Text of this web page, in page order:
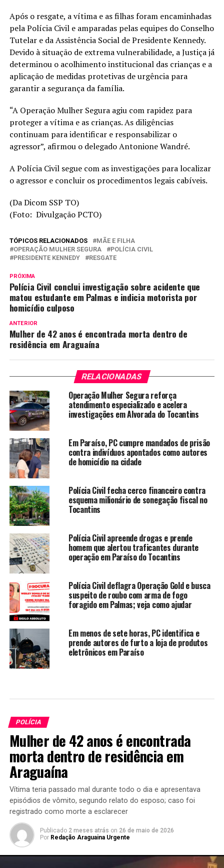
Após o resgate, a vítima e as filhas foram encaminhadas
pela Polícia Civil e amparadas pelas equipes do Conselho
Tutelar e da Assistência Social de Presidente Kennedy.
Devido à situação de extrema vulnerabilidade, a Justiça já
determinou o acolhimento institucional das crianças e a
aplicação de medidas protetivas de urgência para
garantir a segurança da família.
“A Operação Mulher Segura agiu com rapidez para
proteger a vítima e as crianças. As diligências
continuam para identificar e responsabilizar o
agressor”, afirmou o delegado Antonione Wandré.
A Polícia Civil segue com as investigações para localizar
o agressor e concluir os procedimentos legais cabíveis.
(Da Dicom SSP TO)
(Foto: Divulgação PCTO)
TÓPICOS RELACIONADOS
MÃE E FILHA
OPERAÇÃO MULHER SEGURA
POLÍCIA CIVIL
PRESIDENTE KENNEDY
RESGATE
PRÓXIMA
Polícia Civil conclui investigação sobre acidente que
matou estudante em Palmas e indicia motorista por
homicídio culposo
ANTERIOR
Mulher de 42 anos é encontrada morta dentro de
residência em Araguaína
RELACIONADAS
Operação Mulher Segura reforça
atendimento especializado e acelera
investigações em Alvorada do Tocantins
Em Paraíso, PC cumpre mandados de prisão
contra indivíduos apontados como autores
de homicídio na cidade
Polícia Civil fecha cerco financeiro contra
esquema milionário de sonegação fiscal no
Tocantins
Polícia Civil apreende drogas e prende
homem que alertou traficantes durante
operação em Paraíso do Tocantins
Polícia Civil deflagra Operação Gold e busca
suspeito de roubo com arma de fogo
foragido em Palmas; veja como ajudar
Em menos de sete horas, PC identifica e
prende autores de furto a loja de produtos
eletrônicos em Paraíso
POLÍCIA
Mulher de 42 anos é encontrada
morta dentro de residência em
Araguaína
Vítima teria passado mal durante todo o dia e apresentava
episódios de vômito, segundo relato do esposo; caso foi
registrado como morte a esclarecer
Publicado 2 meses atrás on 26 de maio de 2026
Por Redação Araguaina Urgente